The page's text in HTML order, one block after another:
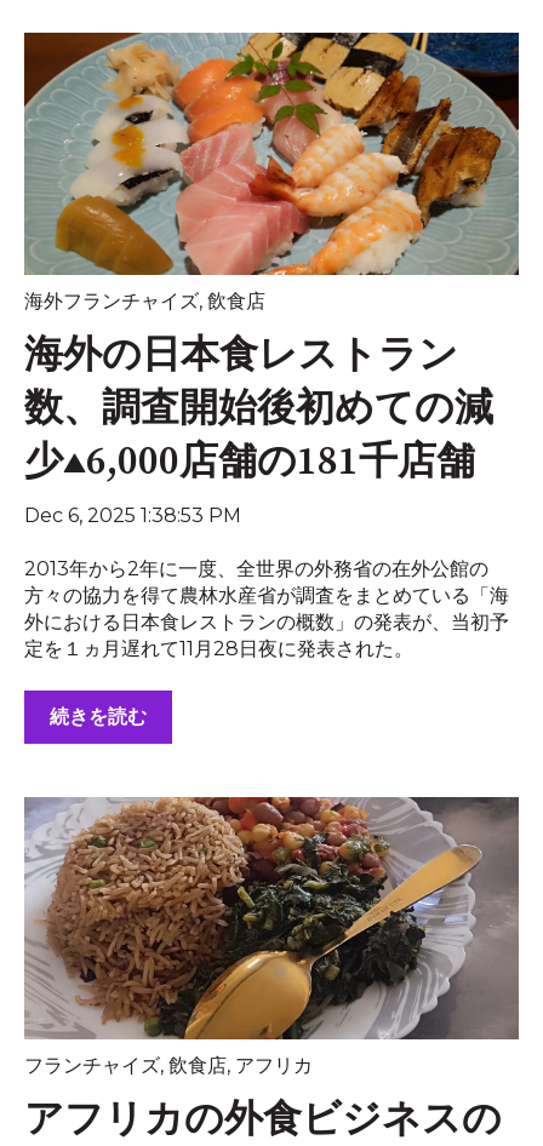
海外フランチャイズ, 飲食店
海外の日本食レストラン
数、調査開始後初めての減
少▲6,000店舗の181千店舗
Dec 6, 2025 1:38:53 PM
2013年から2年に一度、全世界の外務省の在外公館の
方々の協力を得て農林水産省が調査をまとめている「海
外における日本食レストランの概数」の発表が、当初予
定を１ヵ月遅れて11月28日夜に発表された。
続きを読む
フランチャイズ, 飲食店, アフリカ
アフリカの外食ビジネスの